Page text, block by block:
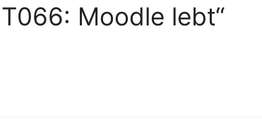
Moodle lebt“